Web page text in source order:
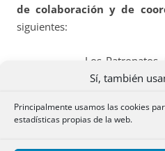
Sí, también
Principalmente usamos las cookies
estadísticas propias de la web.
de colaboración y de
siguientes:
Los Patronatos.
participación de la sociedad.
– El Comité de